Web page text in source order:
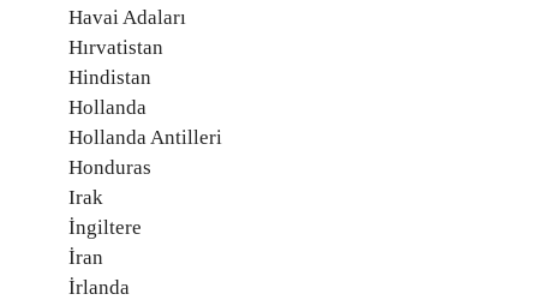
Havai Adaları
Hırvatistan
Hindistan
Hollanda
Hollanda Antilleri
Honduras
Irak
İngiltere
İran
İrlanda